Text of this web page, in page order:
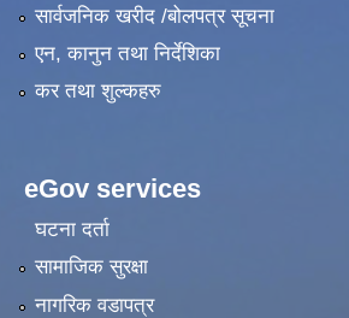
सार्वजनिक खरीद /बोलपत्र सूचना
एन, कानुन तथा निर्देशिका
कर तथा शुल्कहरु
eGov services
घटना दर्ता
सामाजिक सुरक्षा
नागरिक वडापत्र